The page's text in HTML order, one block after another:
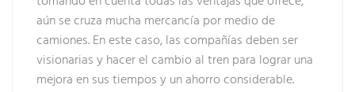
aún se cruza mucha mercancía por medio de
camiones. En este caso, las compañías deben ser
visionarias y hacer el cambio al tren para lograr una
mejora en sus tiempos y un ahorro considerable.